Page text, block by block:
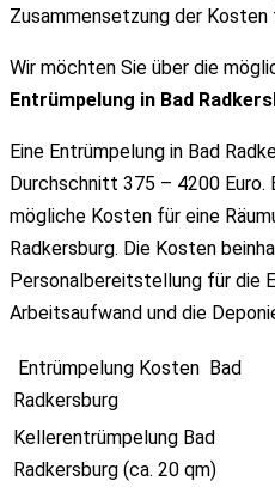
Zusammensetzung der Kosten
Wir möchten Sie über die
Entrümpelung in Bad
Eine Entrümpelung in Bad
Durchschnitt 375 – 4200 Euro.
mögliche Kosten für eine
Radkersburg. Die Kosten
Personalbereitstellung für die
Arbeitsaufwand und die
Entrümpelung Kosten Bad
Radkersburg
Kellerentrümpelung Bad
Radkersburg (ca. 20 qm)